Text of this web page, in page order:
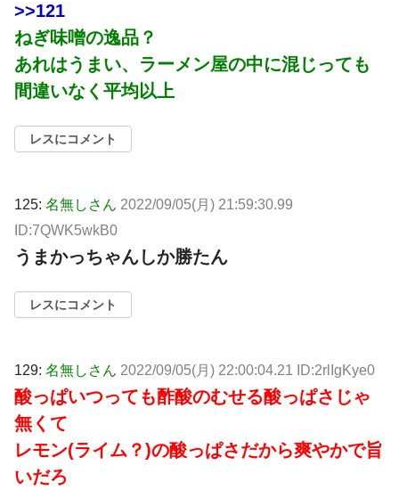
>>121
ねぎ味噌の逸品？
あれはうまい、ラーメン屋の中に混じっても
間違いなく平均以上
レスにコメント
125: 名無しさん 2022/09/05(月) 21:59:30.99
ID:7QWK5wkB0
うまかっちゃんしか勝たん
レスにコメント
129: 名無しさん 2022/09/05(月) 22:00:04.21 ID:2rlIgKye0
酸っぱいつっても酢酸のむせる酸っぱさじゃ
無くて
レモン(ライム？)の酸っぱさだから爽やかで旨
いだろ